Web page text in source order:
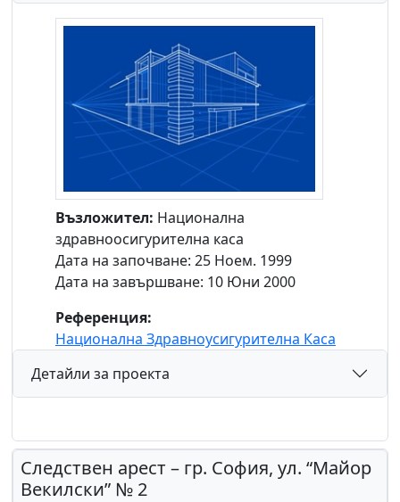
Възложител: Национална
здравноосигурителна каса
Дата на започване: 25 Ноем. 1999
Дата на завършване: 10 Юни 2000
Референция:
Национална Здравноусигурителна Каса
Детайли за проекта
Следствен арест – гр. София, ул. “Майор
Векилски” № 2